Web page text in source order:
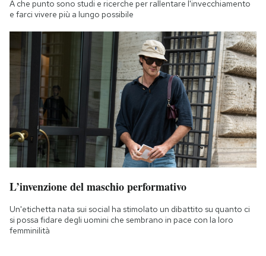
A che punto sono studi e ricerche per rallentare l'invecchiamento
e farci vivere più a lungo possibile
L’invenzione del maschio performativo
Un'etichetta nata sui social ha stimolato un dibattito su quanto ci
si possa fidare degli uomini che sembrano in pace con la loro
femminilità